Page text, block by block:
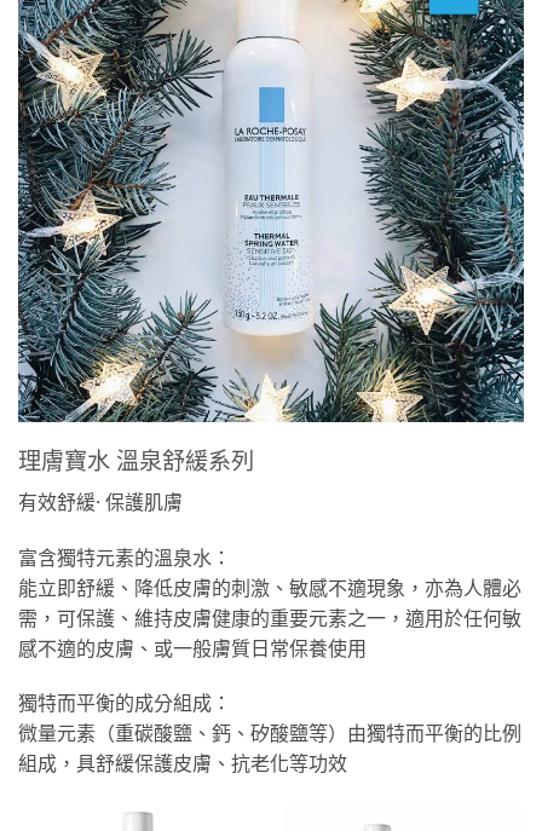
理膚寶水 溫泉舒緩系列
有效舒緩· 保護肌膚
富含獨特元素的溫泉水：
能立即舒緩、降低皮膚的刺激、敏感不適現象，亦為人體必
需，可保護、維持皮膚健康的重要元素之一，適用於任何敏
感不適的皮膚、或一般膚質日常保養使用
獨特而平衡的成分組成：
微量元素（重碳酸鹽、鈣、矽酸鹽等）由獨特而平衡的比例
組成，具舒緩保護皮膚、抗老化等功效